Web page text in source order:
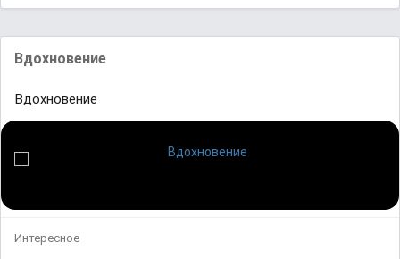
Вдохновение
Вдохновение
Интересное